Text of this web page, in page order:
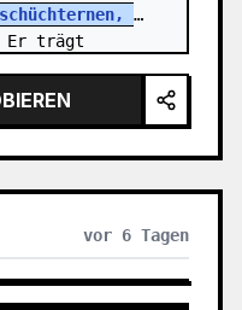
Er trägt
vor 6 Tagen